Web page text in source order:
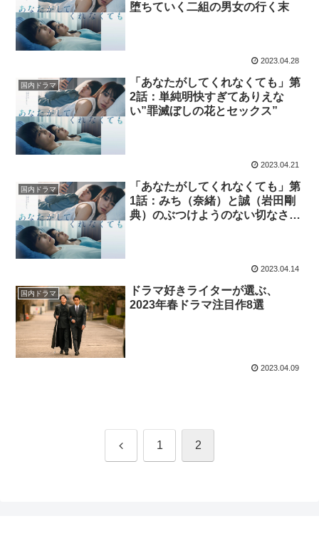
堕ちていく二組の男女の行く末
2023.04.28
国内ドラマ
「あなたがしてくれなくても」第
2話：単純明快すぎてありえな
い”罪滅ぼしの花とセックス”
2023.04.21
国内ドラマ
「あなたがしてくれなくても」第
1話：みち（奈緒）と誠（岩田剛
典）のぶつけようのない切なさに
2023.04.14
国内ドラマ
ドラマ好きライターが選ぶ、
2023年春ドラマ注目作8選
2023.04.09
前 1 2